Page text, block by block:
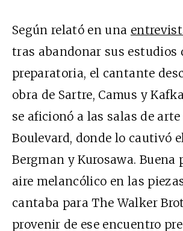
Según relató en una
tras abandonar sus estudios
preparatoria, el cantante
obra de Sartre, Camus y
se aficionó a las salas de
Boulevard, donde lo cautivó
Bergman y Kurosawa. Buena
aire melancólico en las
cantaba para The Walker
provenir de ese encuentro